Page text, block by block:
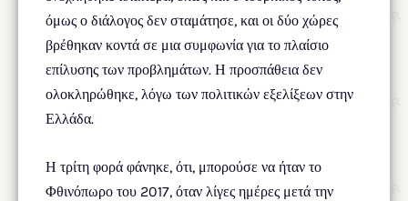
όμως ο διάλογος δεν σταμάτησε, και οι δύο χώρες
βρέθηκαν κοντά σε μια συμφωνία για το πλαίσιο
επίλυσης των προβλημάτων. Η προσπάθεια δεν
ολοκληρώθηκε, λόγω των πολιτικών εξελίξεων στην
Ελλάδα.
Η τρίτη φορά φάνηκε, ότι, μπορούσε να ήταν το
Φθινόπωρο του 2017, όταν λίγες ημέρες μετά την